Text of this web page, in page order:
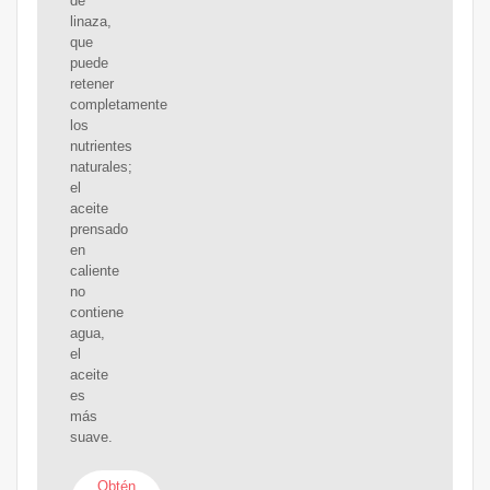
linaza,
que
puede
retener
completamente
los
nutrientes
naturales;
el
aceite
prensado
en
caliente
no
contiene
agua,
el
aceite
es
más
suave.
Obtén